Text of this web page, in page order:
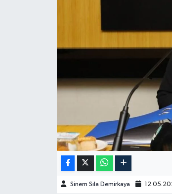
Sinem Sıla Demirkaya
Burç Yorumları
Hava Durumu